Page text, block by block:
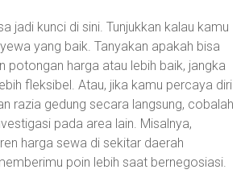
jadi kunci di sini. Tunjukkan kalau kamu
yang baik. Tanyakan apakah bisa
potongan harga atau lebih baik, jangka
fleksibel. Atau, jika kamu percaya diri
razia gedung secara langsung, cobalah
pada area lain. Misalnya,
harga sewa di sekitar daerah
poin lebih saat bernegosiasi.